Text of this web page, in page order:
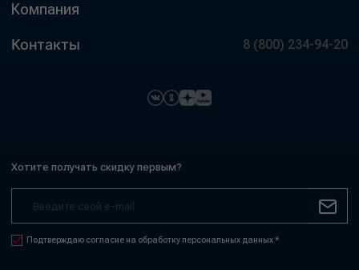
Компания
Контакты 8 (800) 234-94-20
Хотите получать скидку первым?
Подтверждаю согласие на обработку персональных данных *